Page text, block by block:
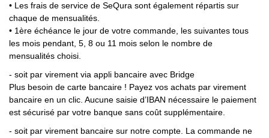
• Les frais de service de SeQura sont également répartis sur
chaque de mensualités.
• 1ère échéance le jour de votre commande, les suivantes tous
les mois pendant, 5, 8 ou 11 mois selon le nombre de
mensualités choisi.
- soit par virement via appli bancaire avec Bridge
Plus besoin de carte bancaire ! Payez vos achats par virement
bancaire en un clic. Aucune saisie d’IBAN nécessaire le paiement
est sécurisé par votre banque sans coût supplémentaire.
- soit par virement bancaire sur notre compte. La commande ne